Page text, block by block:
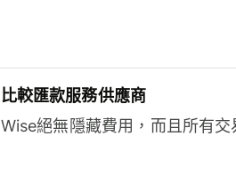
比較匯款服務供應商
Wise絕無隱藏費用，而且所有交